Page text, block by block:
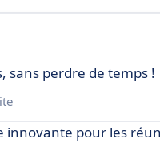
sans perdre de temps !
innovante pour les